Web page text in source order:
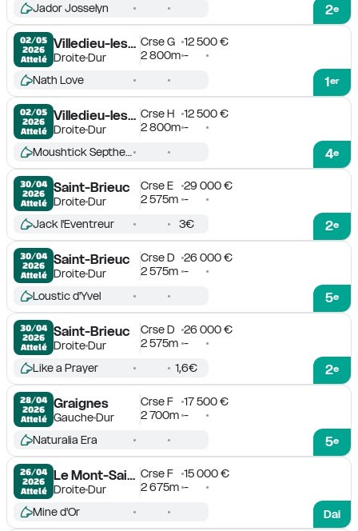
2e
Jador Josselyn
02/05
2026
Attelé
Villedieu-les-Poëles
DroiteDur
Crse G
12 500 €
2 800m -
1er
Nath Love
02/05
2026
Attelé
Villedieu-les-Poëles
DroiteDur
Crse H
12 500 €
2 800m -
4e
Moushtick Septhema
30/04
2026
Attelé
Saint-Brieuc
DroiteDur
Crse E
29 000 €
2 575m -
2e
Jack l'Eventreur 3€
30/04
2026
Attelé
Saint-Brieuc
DroiteDur
Crse D
26 000 €
2 575m -
5e
Loustic d'Yvel
30/04
2026
Attelé
Saint-Brieuc
DroiteDur
Crse D
26 000 €
2 575m -
2e
Like a Prayer 1,6€
28/04
2026
Attelé
Graignes
GaucheDur
Crse F
17 500 €
2 700m -
5e
Naturalia Era
26/04
2026
Attelé
Le Mont-Saint-Michel
DroiteDur
Crse F
15 000 €
2 675m -
Dai
Mine d'Or